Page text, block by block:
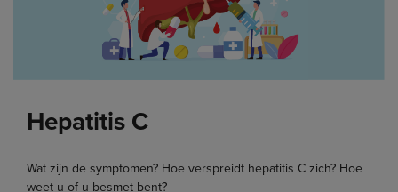
Hepatitis C
Wat zijn de symptomen? Hoe verspreidt hepatitis C zich? Hoe
weet u of u besmet bent?